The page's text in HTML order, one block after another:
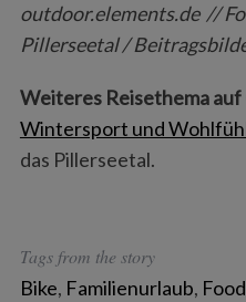
outdoor.elements.de //
Pillerseetal /
Weiteres Reisethema
Wintersport und
das Pillerseetal.
Tags from the story
Bike, Familienurlaub, Food